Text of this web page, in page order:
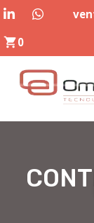
Saltar
contenido
0